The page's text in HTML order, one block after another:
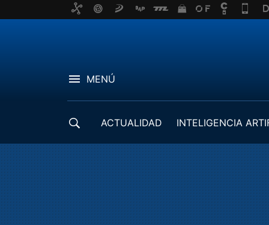
MENÚ
ACTUALIDAD INTELIGENCIA